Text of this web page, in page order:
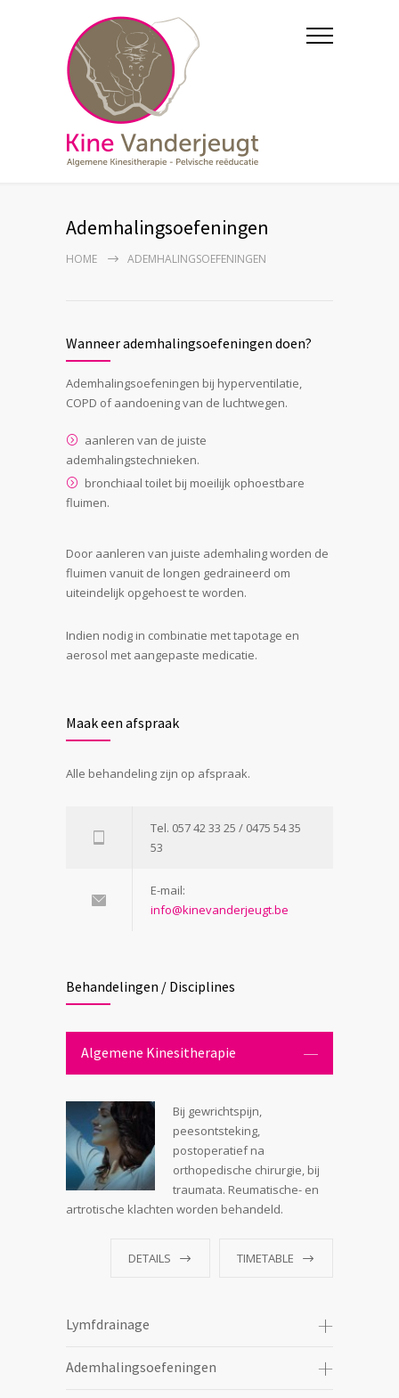
Ademhalingsoefeningen
HOME ADEMHALINGSOEFENINGEN
Wanneer ademhalingsoefeningen doen?
Ademhalingsoefeningen bij hyperventilatie,
COPD of aandoening van de luchtwegen.
aanleren van de juiste
ademhalingstechnieken.
bronchiaal toilet bij moeilijk ophoestbare
fluimen.
Door aanleren van juiste ademhaling worden de
fluimen vanuit de longen gedraineerd om
uiteindelijk opgehoest te worden.
Indien nodig in combinatie met tapotage en
aerosol met aangepaste medicatie.
Maak een afspraak
Alle behandeling zijn op afspraak.
Tel. 057 42 33 25 / 0475 54 35
53
E-mail:
info@kinevanderjeugt.be
Behandelingen / Disciplines
Algemene Kinesitherapie
Bij gewrichtspijn,
peesontsteking,
postoperatief na
orthopedische chirurgie, bij
traumata. Reumatische- en
artrotische klachten worden behandeld.
TIMETABLE
DETAILS
Lymfdrainage
Ademhalingsoefeningen